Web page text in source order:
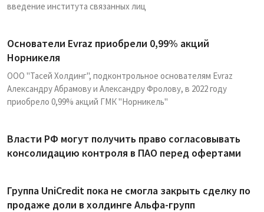
введение института связанных лиц
Основатели Evraz приобрели 0,99% акций
Норникеля
ООО "Тасей Холдинг", подконтрольное основателям Evraz
Александру Абрамову и Александру Фролову, в 2022 году
приобрело 0,99% акций ГМК "Норникель"
Власти РФ могут получить право согласовывать
консолидацию контроля в ПАО перед офертами
Группа UniCredit пока не смогла закрыть сделку по
продаже доли в холдинге Альфа-групп